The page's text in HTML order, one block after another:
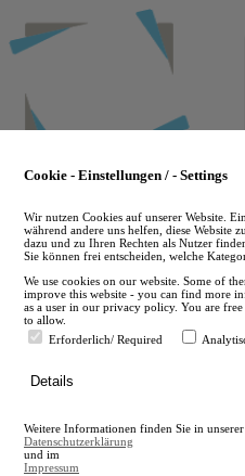
to
main
en
A
A
Cookie - Einstellungen / - Settings
Wir nutzen Cookies auf unserer Website.
während andere uns helfen, diese Website
dazu und zu Ihren Rechten als Nutzer
Sie können frei entscheiden, welche
We use cookies on our website. Some of
improve this website - you can find more
as a user in our privacy policy. You are
to allow.
Erforderlich/ Required
Details
Weitere Informationen finden Sie in unserer
Datenschutzerklärung
und im
Impressum